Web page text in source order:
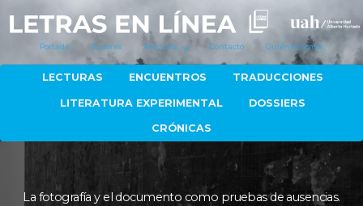
Portada Autores Artículos Contacto Quiénes Somos
LECTURAS ENCUENTROS TRADUCCIONES
LITERATURA EXPERIMENTAL DOSSIERS
CRÓNICAS
La fotografía y el documento como pruebas de ausencias.